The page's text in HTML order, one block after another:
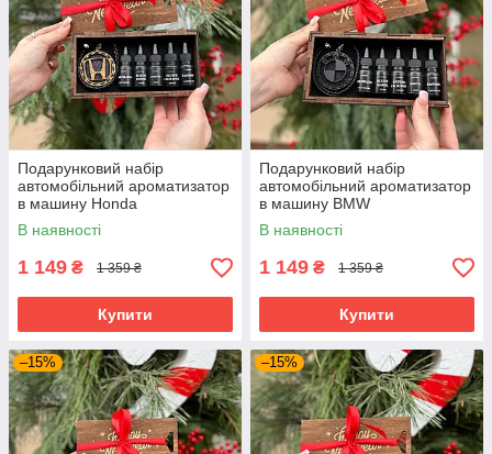
Подарунковий набір
автомобільний ароматизатор
в машину Honda
В наявності
1 149 ₴ 1 359 ₴
Купити
Подарунковий набір
автомобільний ароматизатор
в машину BMW
В наявності
1 149 ₴ 1 359 ₴
Купити
–15% –15%